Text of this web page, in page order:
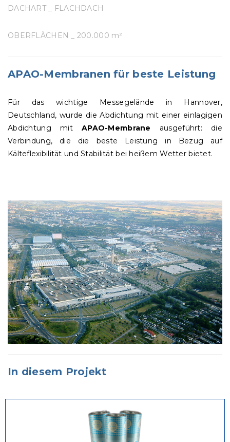
DACHART _ FLACHDACH
OBERFLÄCHEN _ 200.000 m²
APAO-Membranen für beste Leistung
Für das wichtige Messegelände in Hannover,
Deutschland, wurde die Abdichtung mit einer einlagigen
Abdichtung mitAPAO-Membrane ausgeführt: die
Verbindung, die die beste Leistung in Bezug auf
Kälteflexibilität und Stabilität bei heißem Wetter bietet.
In diesem Projekt